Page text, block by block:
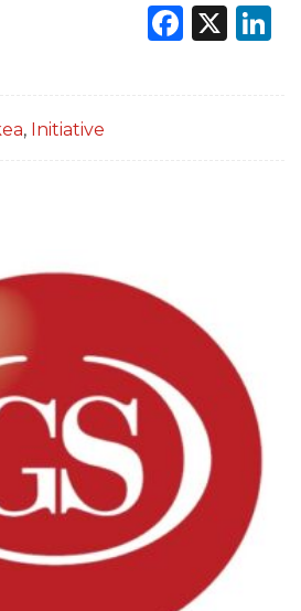
X
, Initiative